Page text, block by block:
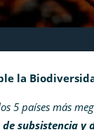
la
5 países más
subsistencia